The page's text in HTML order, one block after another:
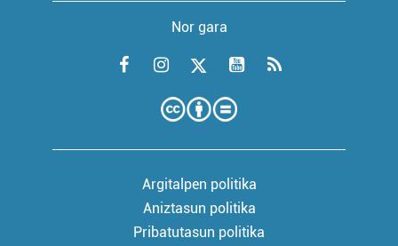
Nor gara
Argitalpen politika
Aniztasun politika
Pribatutasun politika